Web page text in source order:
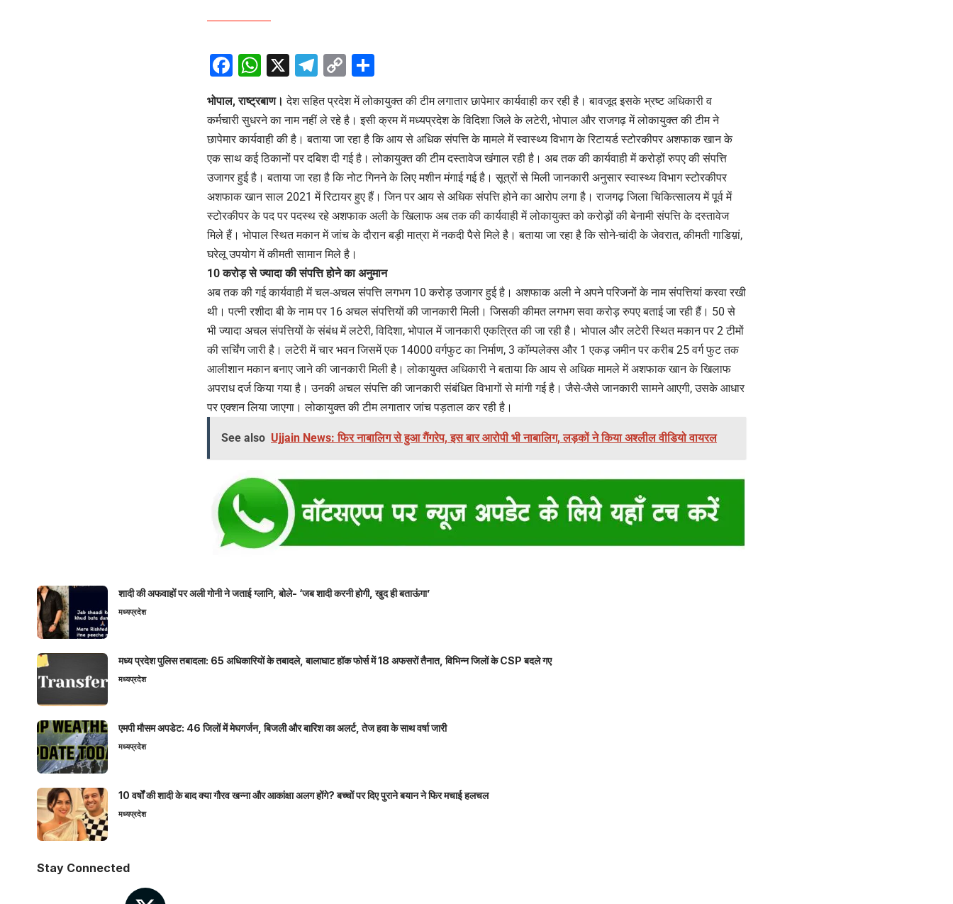
Facebook
WhatsApp
X Telegram
Copy
Link
भोपाल, राष्ट्रबाण। देश सहित प्रदेश में लोकायुक्त की टीम लगातार छापेमार कार्यवाही कर रही है। बावजूद इसके भ्रष्ट अधिकारी व
कर्मचारी सुधरने का नाम नहीं ले रहे है। इसी क्रम में मध्यप्रदेश के विदिशा जिले के लटेरी, भोपाल और राजगढ़ में लोकायुक्त की टीम ने
छापेमार कार्यवाही की है। बताया जा रहा है कि आय से अधिक संपत्ति के मामले में स्वास्थ्य विभाग के रिटायर्ड स्टोरकीपर अशफाक खान के
एक साथ कई ठिकानों पर दबिश दी गई है। लोकायुक्त की टीम दस्तावेज खंगाल रही है। अब तक की कार्यवाही में करोड़ों रुपए की संपत्ति
उजागर हुई है। बताया जा रहा है कि नोट गिनने के लिए मशीन मंगाई गई है। सूत्रों से मिली जानकारी अनुसार स्वास्थ्य विभाग स्टोरकीपर
अशफाक खान साल 2021 में रिटायर हुए हैं। जिन पर आय से अधिक संपत्ति होने का आरोप लगा है। राजगढ़ जिला चिकित्सालय में पूर्व में
स्टोरकीपर के पद पर पदस्थ रहे अशफाक अली के खिलाफ अब तक की कार्यवाही में लोकायुक्त को करोड़ों की बेनामी संपत्ति के दस्तावेज
मिले हैं। भोपाल स्थित मकान में जांच के दौरान बड़ी मात्रा में नकदी पैसे मिले है। बताया जा रहा है कि सोने-चांदी के जेवरात, कीमती गाडिय़ां,
घरेलू उपयोग में कीमती सामान मिले है।
10 करोड़ से ज्यादा की संपत्ति होने का अनुमान
अब तक की गई कार्यवाही में चल-अचल संपत्ति लगभग 10 करोड़ उजागर हुई है। अशफाक अली ने अपने परिजनों के नाम संपत्तियां करवा रखी
थी। पत्नी रशीदा बी के नाम पर 16 अचल संपत्तियों की जानकारी मिली। जिसकी कीमत लगभग सवा करोड़ रुपए बताई जा रही हैं। 50 से
भी ज्यादा अचल संपत्तियों के संबंध में लटेरी, विदिशा, भोपाल में जानकारी एकत्रित की जा रही है। भोपाल और लटेरी स्थित मकान पर 2 टीमों
की सर्चिंग जारी है। लटेरी में चार भवन जिसमें एक 14000 वर्गफुट का निर्माण, 3 कॉम्पलेक्स और 1 एकड़ जमीन पर करीब 25 वर्ग फुट तक
आलीशान मकान बनाए जाने की जानकारी मिली है। लोकायुक्त अधिकारी ने बताया कि आय से अधिक मामले में अशफाक खान के खिलाफ
अपराध दर्ज किया गया है। उनकी अचल संपत्ति की जानकारी संबंधित विभागों से मांगी गई है। जैसे-जैसे जानकारी सामने आएगी, उसके आधार
पर एक्शन लिया जाएगा। लोकायुक्त की टीम लगातार जांच पड़ताल कर रही है।
See also Ujjain News: फिर नाबालिग से हुआ गैंगरेप, इस बार आरोपी भी नाबालिग, लड़कों ने किया अश्लील वीडियो वायरल
शादी की अफवाहों पर अली गोनी ने जताई ग्लानि, बोले- ‘जब शादी करनी होगी, खुद ही बताऊंगा’
मध्यप्रदेश
मध्य प्रदेश पुलिस तबादला: 65 अधिकारियों के तबादले, बालाघाट हॉक फोर्स में 18 अफसरों तैनात, विभिन्न जिलों के CSP बदले गए
मध्यप्रदेश
एमपी मौसम अपडेट: 46 जिलों में मेघगर्जन, बिजली और बारिश का अलर्ट, तेज हवा के साथ वर्षा जारी
मध्यप्रदेश
10 वर्षों की शादी के बाद क्या गौरव खन्ना और आकांक्षा अलग होंगे? बच्चों पर दिए पुराने बयान ने फिर मचाई हलचल
मध्यप्रदेश
Stay Connected